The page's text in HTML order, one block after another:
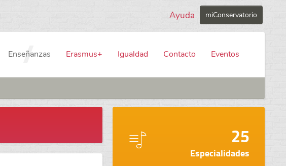
miConservatorio
Ayuda
Enseñanzas Erasmus+ Igualdad Contacto Eventos
25
Especialidades